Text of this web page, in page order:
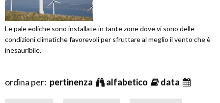
Le pale eoliche sono installate in tante zone dove vi sono delle
condizioni climatiche favorevoli per sfruttare al meglio il vento che è
inesauribile.
ordina per: pertinenza alfabetico data